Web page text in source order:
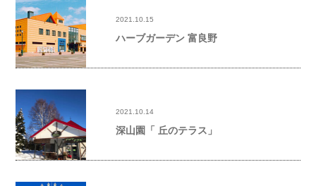
2021.10.15
ハーブガーデン 富良野
2021.10.14
深山園「 丘のテラス」